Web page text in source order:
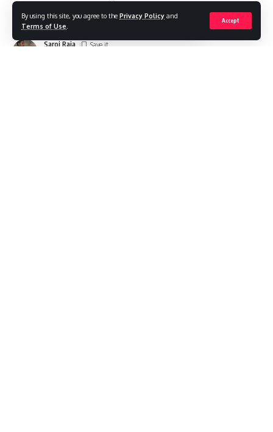
By using this site, you agree to the Privacy Policy and
Terms of Use
Accept
Saroj Raja
Share 1 Min Read